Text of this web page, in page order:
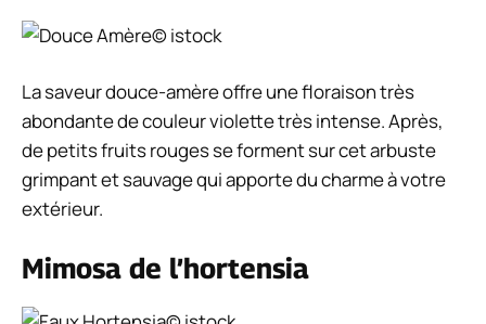
© istock
La saveur douce-amère offre une floraison très
abondante de couleur violette très intense. Après,
de petits fruits rouges se forment sur cet arbuste
grimpant et sauvage qui apporte du charme à votre
extérieur.
Mimosa de l’hortensia